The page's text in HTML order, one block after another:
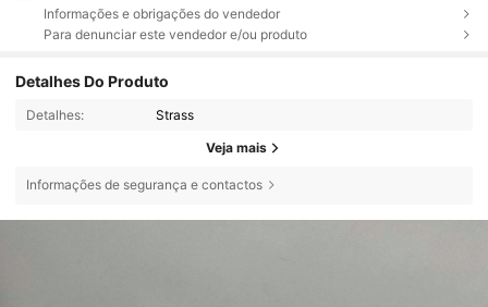
Informações e obrigações do vendedor
Para denunciar este vendedor e/ou produto
Detalhes Do Produto
Detalhes: Strass
Veja mais
Informações de segurança e contactos